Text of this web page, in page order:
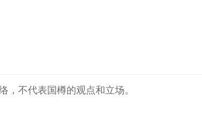
，不代表国樽的观点和立场。